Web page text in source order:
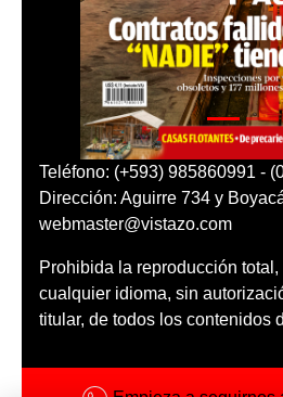
Teléfono: (+593) 985860991 -
Dirección: Aguirre 734 y
webmaster@vistazo.com
Prohibida la reproducción
cualquier idioma, sin
titular, de todos los contenidos